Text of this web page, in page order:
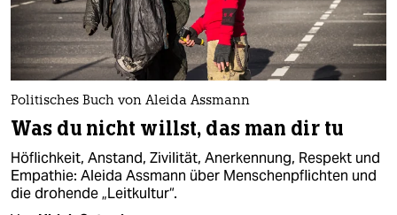
Politisches Buch von Aleida Assmann
Was du nicht willst, das man dir tu
Höflichkeit, Anstand, Zivilität, Anerkennung, Respekt und
Empathie: Aleida Assmann über Menschenpflichten und
die drohende „Leitkultur“.